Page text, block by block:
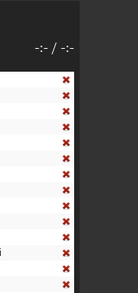
-:- / -:-